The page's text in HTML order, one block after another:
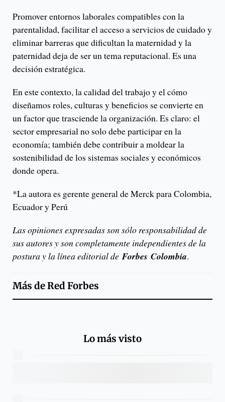
Promover entornos laborales compatibles con la
parentalidad, facilitar el acceso a servicios de cuidado y
eliminar barreras que dificultan la maternidad y la
paternidad deja de ser un tema reputacional. Es una
decisión estratégica.
En este contexto, la calidad del trabajo y el cómo
diseñamos roles, culturas y beneficios se convierte en
un factor que trasciende la organización. Es claro: el
sector empresarial no solo debe participar en la
economía; también debe contribuir a moldear la
sostenibilidad de los sistemas sociales y económicos
donde opera.
*La autora es gerente general de Merck para Colombia,
Ecuador y Perú
Las opiniones expresadas son sólo responsabilidad de
sus autores y son completamente independientes de la
postura y la línea editorial deForbes Colombia.
Más deRed Forbes
Lo más visto